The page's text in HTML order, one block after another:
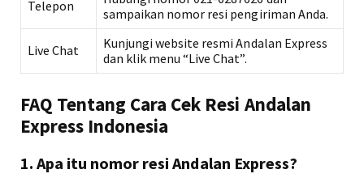
Telepon
sampaikan nomor resi pengiriman Anda.
Live Chat
Kunjungi website resmi Andalan Express
dan klik menu “Live Chat”.
FAQ Tentang Cara Cek Resi Andalan
Express Indonesia
1. Apa itu nomor resi Andalan Express?